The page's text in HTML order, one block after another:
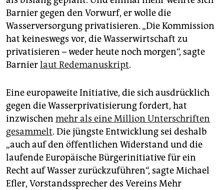
Barnier gegen den Vorwurf, er wolle die
Wasserversorgung privatisieren. „Die Kommission
hat keineswegs vor, die Wasserwirtschaft zu
privatisieren – weder heute noch morgen“, sagte
Barnierlaut Redemanuskript.
Eine europaweite Initiative, die sich ausdrücklich
gegen die Wasserprivatisierung fordert, hat
inzwischen mehr als eine Million Unterschriften
gesammelt. Die jüngste Entwicklung sei deshalb
„auch auf den öffentlichen Widerstand und die
laufende Europäische Bürgerinitiative für ein
Recht auf Wasser zurückzuführen“, sagte Michael
Efler, Vorstandssprecher des Vereins Mehr